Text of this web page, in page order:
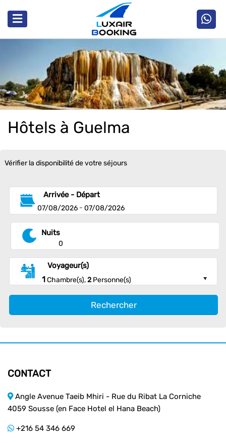
Hôtels à Guelma
Vérifier la disponibilité de votre séjours
Arrivée - Départ
07/08/2026 - 07/08/2026
Nuits
0
Voyageur(s)
1Chambre(s),2 Personne(s)
Rechercher
CONTACT
Angle Avenue Taeib Mhiri - Rue du Ribat La Corniche
4059 Sousse (en Face Hotel el Hana Beach)
+216 54 346 669